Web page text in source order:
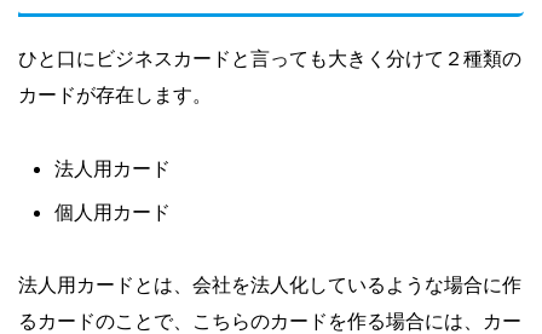
ひと口にビジネスカードと言っても大きく分けて２種類の
カードが存在します。
法人用カード
個人用カード
法人用カードとは、会社を法人化しているような場合に作
るカードのことで、こちらのカードを作る場合には、カー